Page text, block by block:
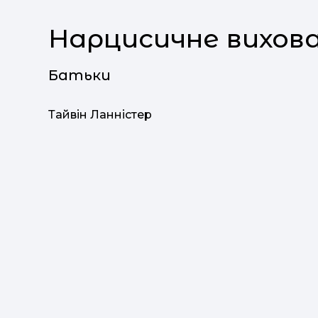
Нарцисичне
Батьки
Тайвін Ланністер